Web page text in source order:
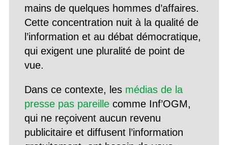
mains de quelques hommes d’affaires.
Cette concentration nuit à la qualité de
l’information et au débat démocratique,
qui exigent une pluralité de point de
vue.
Dans ce contexte, les médias de la
presse pas pareillecomme Inf’OGM,
qui ne reçoivent aucun revenu
publicitaire et diffusent l’information